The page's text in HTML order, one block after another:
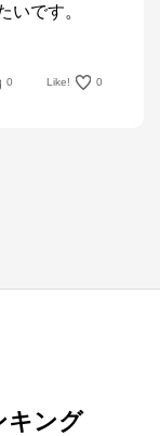
いです。
0 Like! 0
キング